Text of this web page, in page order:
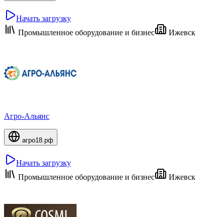
Начать загрузку
Промышленное оборудование и бизнес
Ижевск
Агро-Альянс
агро18.рф
Начать загрузку
Промышленное оборудование и бизнес
Ижевск